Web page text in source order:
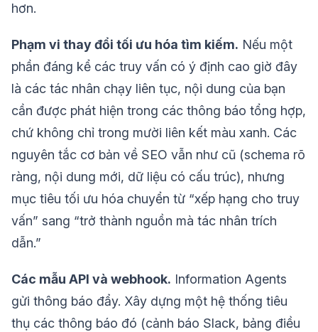
hơn.
Phạm vi thay đổi tối ưu hóa tìm kiếm. Nếu một
phần đáng kể các truy vấn có ý định cao giờ đây
là các tác nhân chạy liên tục, nội dung của bạn
cần được phát hiện trong các thông báo tổng hợp,
chứ không chỉ trong mười liên kết màu xanh. Các
nguyên tắc cơ bản về SEO vẫn như cũ (schema rõ
ràng, nội dung mới, dữ liệu có cấu trúc), nhưng
mục tiêu tối ưu hóa chuyển từ “xếp hạng cho truy
vấn” sang “trở thành nguồn mà tác nhân trích
dẫn.”
Các mẫu API và webhook. Information Agents
gửi thông báo đẩy. Xây dựng một hệ thống tiêu
thụ các thông báo đó (cảnh báo Slack, bảng điều